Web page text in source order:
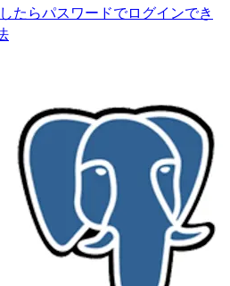
たらパスワードでログインでき